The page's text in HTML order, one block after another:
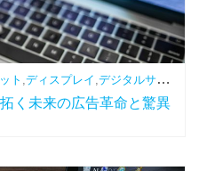
ト ,ディスプレイ ,デジタルサイネージ
く未来の広告革命と驚異